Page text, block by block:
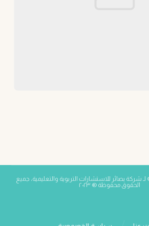
شركة بصائر للاستشارات التربوية والتعليمية، جميع
الحقوق محفوظة ® ٢٠٢٣